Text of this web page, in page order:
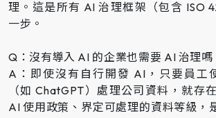
理。這是所有 AI 治理框架（包含 ISO
一步。
Q：沒有導入 AI 的企業也需要 AI 治理嗎
A：即使沒有自行開發 AI，只要員工
（如 ChatGPT）處理公司資料，就存
AI 使用政策、界定可處理的資料等級，